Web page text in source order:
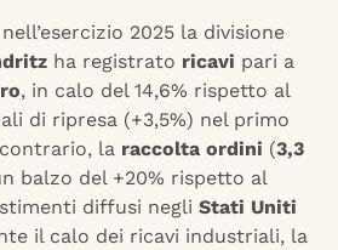
2025 la divisione
ha registrato ricavi pari a
, in calo del 14,6% rispetto al
di ripresa (+3,5%) nel primo
la raccolta ordini (3,3
balzo del +20% rispetto al
diffusi negli Stati Uniti
il calo dei ricavi industriali, la